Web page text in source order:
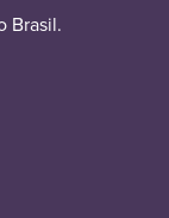
Brasil.